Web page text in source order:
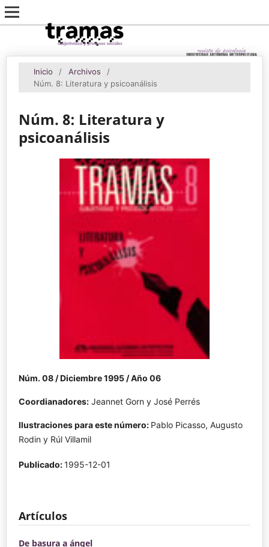
Inicio / Archivos
/
Núm. 8: Literatura y psicoanálisis
Núm. 8: Literatura y
psicoanálisis
Núm. 08 / Diciembre 1995 / Año 06
Coordianadores:Jeannet Gorn y José Perrés
Ilustraciones para este número: Pablo Picasso, Augusto
Rodin y Rúl Villamil
Publicado:1995-12-01
Artículos
De basura a ángel